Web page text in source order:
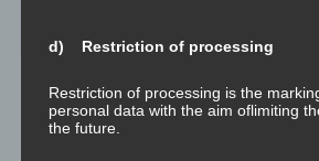
d) Restriction of processing
Restriction of processing is the
personal data with the aim oflimiting
the future.